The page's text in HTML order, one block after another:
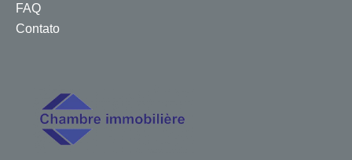
FAQ
Contato